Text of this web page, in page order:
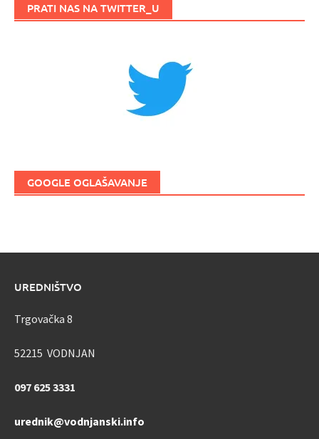
PRATI NAS NA TWITTER_U
GOOGLE OGLAŠAVANJE
UREDNIŠTVO
Trgovačka 8
52215 VODNJAN
097 625 3331
urednik@vodnjanski.info